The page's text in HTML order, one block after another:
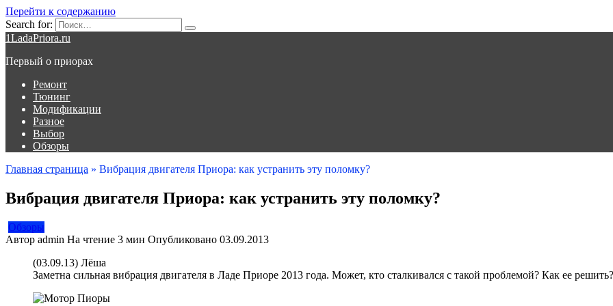
Перейти к содержанию
Search for:
1LadaPriora.ru
Первый о приорах
Ремонт
Тюнинг
Модификации
Разное
Выбор
Обзоры
Главная страница » Вибрация двигателя Приора: как устранить эту поломку?
Вибрация двигателя Приора: как устранить эту поломку?
Обзоры
Автор admin На чтение 3 мин Опубликовано 03.09.2013
(03.09.13) Лёша
Заметна сильная вибрация двигателя в Ладе Приоре 2013 года. Может, кто сталкивался с такой проблемой? Как ее решить?